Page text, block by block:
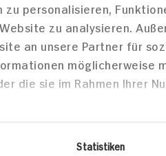
personalisieren,
zu analysieren.
an unsere Partner für
möglicherweise
die sie im Rahmen Ihrer
Statistiken